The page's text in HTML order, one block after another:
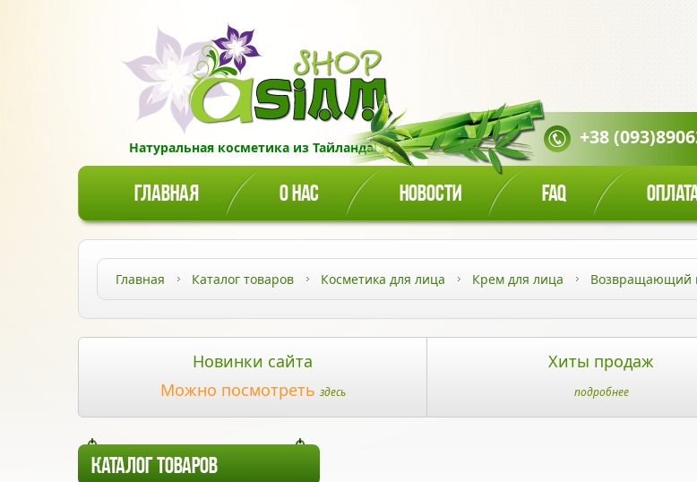
Натуральная косметика из Тайланда! +38
ГЛАВНАЯ О НАС НОВОСТИ FAQ
Главная Каталог товаров Косметика для лица Крем для лица Возвращающий
Новинки сайта
Можно посмотреть здесь
Хиты продаж
подробнее
КАТАЛОГ ТОВАРОВ